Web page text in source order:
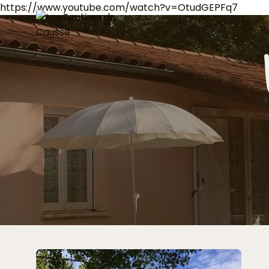
https://www.youtube.com/watch?v=OtudGEPFq7